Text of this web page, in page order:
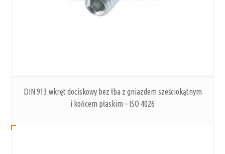
DIN 913 wkręt dociskowy bez łba z gniazdem sześciokątnym
i końcem płaskim – ISO 4026